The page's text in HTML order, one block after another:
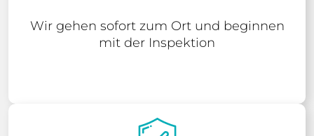
Wir gehen sofort zum Ort und beginnen
mit der Inspektion